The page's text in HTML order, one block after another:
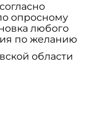
опросному
любого
по желанию
области